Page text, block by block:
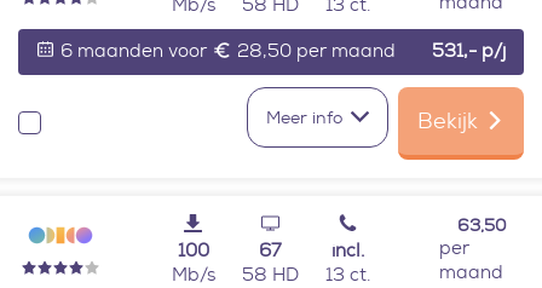
Mb/s
58 HD
13 ct.
6 maanden voor
28,50 per maand 531,- p/j
Meer info Bekijk
100
Mb/s
67
58 HD
incl.
13 ct.
63,50
per
maand